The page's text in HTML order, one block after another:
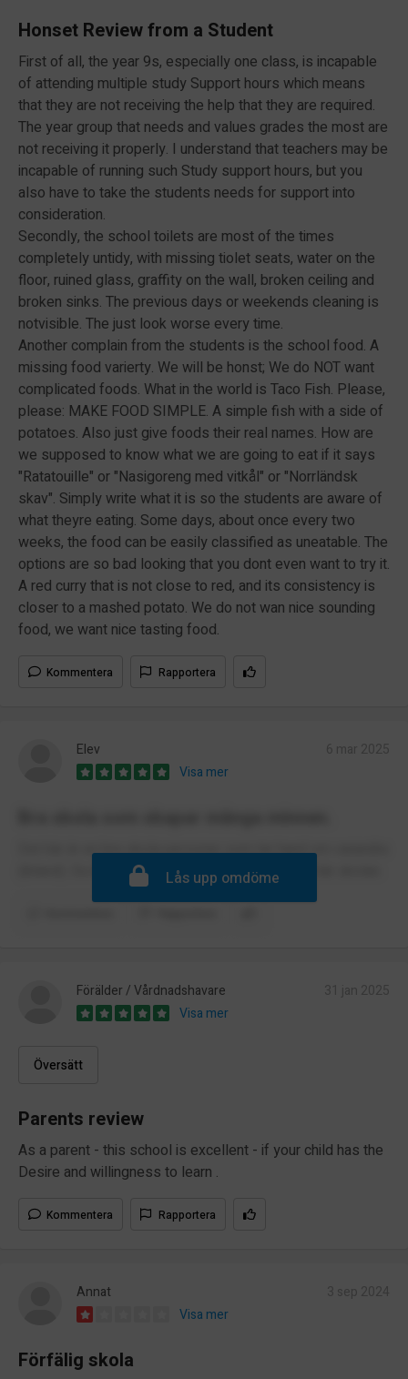
Honset Review from a Student
First of all, the year 9s, especially one class, is incapable
of attending multiple study Support hours which means
that they are not receiving the help that they are required.
The year group that needs and values grades the most are
not receiving it properly. I understand that teachers may be
incapable of running such Study support hours, but you
also have to take the students needs for support into
consideration.
Secondly, the school toilets are most of the times
completely untidy, with missing tiolet seats, water on the
floor, ruined glass, graffity on the wall, broken ceiling and
broken sinks. The previous days or weekends cleaning is
notvisible. The just look worse every time.
Another complain from the students is the school food. A
missing food varierty. We will be honst; We do NOT want
complicated foods. What in the world is Taco Fish. Please,
please: MAKE FOOD SIMPLE. A simple fish with a side of
potatoes. Also just give foods their real names. How are
we supposed to know what we are going to eat if it says
"Ratatouille" or "Nasigoreng med vitkål" or "Norrländsk
skav". Simply write what it is so the students are aware of
what theyre eating. Some days, about once every two
weeks, the food can be easily classified as uneatable. The
options are so bad looking that you dont even want to try it.
A red curry that is not close to red, and its consistency is
closer to a mashed potato. We do not wan nice sounding
food, we want nice tasting food.
Kommentera Rapportera
Elev
Visa mer
Det här är en bra skola personer som tar hand om varandra
(ibland). Du kommer ha många minnen från den här skolan.
Lås upp omdöme
Förälder / Vårdnadshavare
Visa mer
Översätt
Parents review
As a parent - this school is excellent - if your child has the
Desire and willingness to learn .
Kommentera Rapportera
Annat
Visa mer
Förfälig skola